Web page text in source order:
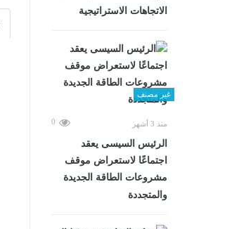
الاتجاهات الاستراتيجية
غير مصنف
منذ 3 أشهر 0
الرئيس السيسى يعقد
اجتماعًا لاستعراض موقف
مشروعات الطاقة الجديدة
والمتجددة